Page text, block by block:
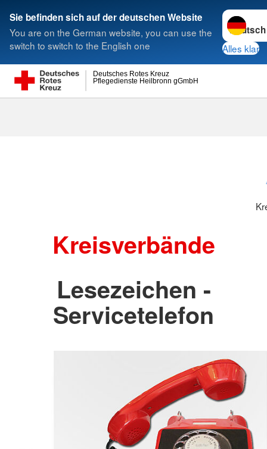
Sie befinden sich auf der deutschen Website
You are on the German website, you can use the
switch to switch to the English one
Sprache
Alles klar
Pflegedienste Heilbronn gGmbH
Deutsches Rotes Kreuz
Suche
Kreisverbände
Lesezeichen -
Servicetelefon